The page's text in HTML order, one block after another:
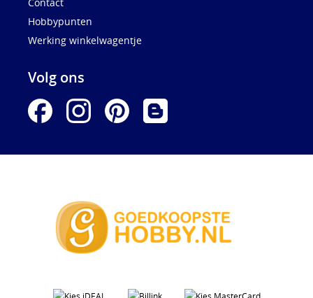
Hobbypunten
Werking winkelwagentje
Volg ons